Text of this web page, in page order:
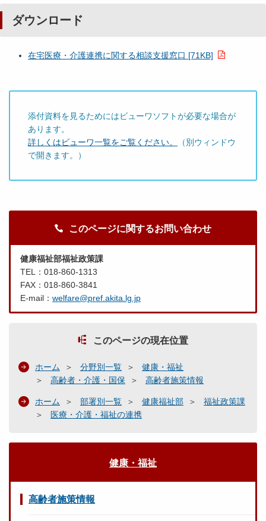
ダウンロード
在宅医療・介護連携に関する相談支援窓口 [71KB]
添付資料を見るためにはビューワソフトが必要な場合が
あります。
詳しくはビューワ一覧をご覧ください。
（別ウィンドウ
で開きます。）
このページに関するお問い合わせ
健康福祉部福祉政策課
TEL：018-860-1313
FAX：018-860-3841
E-mail： welfare@pref.akita.lg.jp
このページの現在位置
ホーム 分野別一覧
健康・福祉
高齢者・介護・国保
高齢者施策情報
ホーム 部署別一覧 健康福祉部
福祉政策課
医療・介護・福祉の連携
健康・福祉
高齢者施策情報